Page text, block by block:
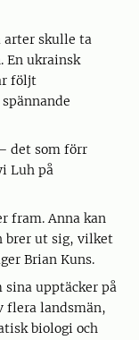
arter skulle ta
En ukrainsk
följt
det som förr
Luh på
fram. Anna kan
brer ut sig, vilket
Brian Kuns.
sina upptäcker på
flera landsmän,
biologi och